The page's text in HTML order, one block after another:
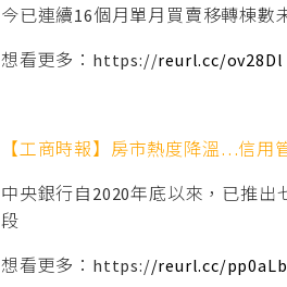
今已連續16個月單月買賣移轉棟數
想看更多：https://reurl.cc/ov28Dl
【工商時報】房市熱度降溫…信用
中央銀行自2020年底以來，已推
段
想看更多：https://reurl.cc/pp0aLb